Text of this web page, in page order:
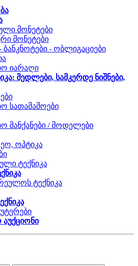
მონეტები
მონეტები
ბანკნოტები - ობლიგაციები
იარაღი
მედლები, სამკერდე ნიშნები,
სათამაშოები
მანქანები / მოდელები
ოპტიკა
ტექნიკა
ტექნიკა